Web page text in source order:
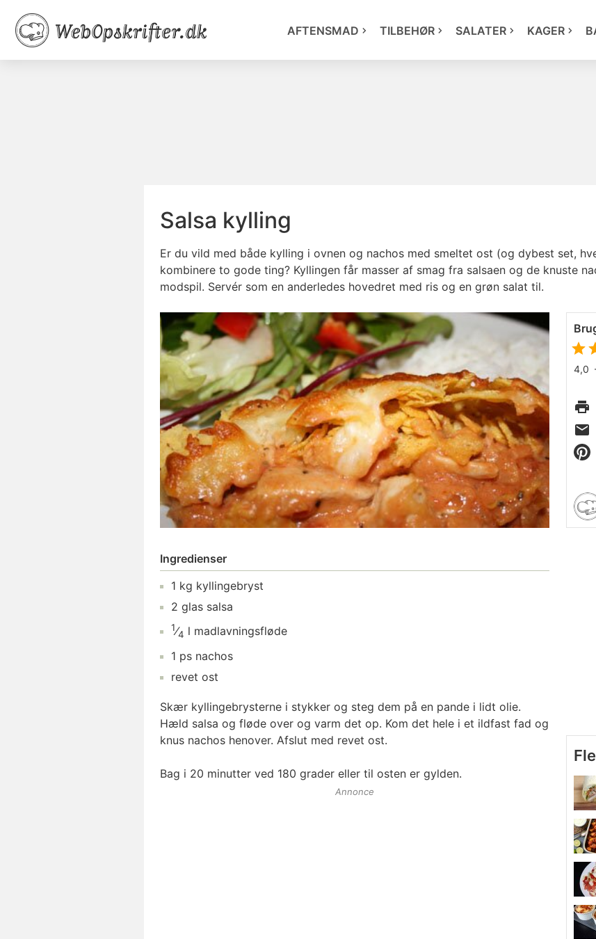
AFTENSMAD TILBEHØR SALATER KAGER
Salsa kylling
Er du vild med både kylling i ovnen og nachos med smeltet ost (og dybest set,
kombinere to gode ting? Kyllingen får masser af smag fra salsaen og de knuste
modspil. Servér som en anderledes hovedret med ris og en grøn salat til.
Ingredienser
1 kg kyllingebryst
2 glas salsa
1⁄4 l madlavningsfløde
1 ps nachos
revet ost
Skær kyllingebrysterne i stykker og steg dem på en pande i lidt olie.
Hæld salsa og fløde over og varm det op. Kom det hele i et ildfast fad og
knus nachos henover. Afslut med revet ost.
Bag i 20 minutter ved 180 grader eller til osten er gylden.
Annonce
4,0